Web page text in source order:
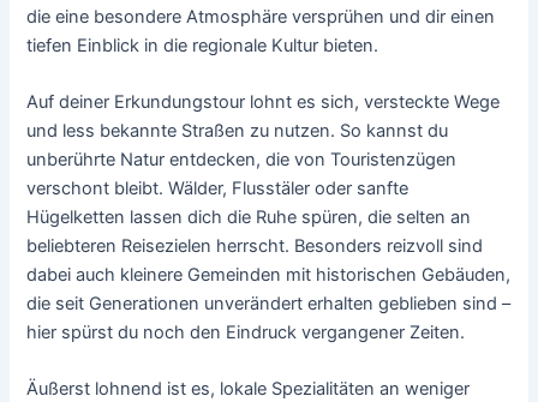
die eine besondere Atmosphäre versprühen und dir einen
tiefen Einblick in die regionale Kultur bieten.
Auf deiner Erkundungstour lohnt es sich, versteckte Wege
und less bekannte Straßen zu nutzen. So kannst du
unberührte Natur entdecken, die von Touristenzügen
verschont bleibt. Wälder, Flusstäler oder sanfte
Hügelketten lassen dich die Ruhe spüren, die selten an
beliebteren Reisezielen herrscht. Besonders reizvoll sind
dabei auch kleinere Gemeinden mit historischen Gebäuden,
die seit Generationen unverändert erhalten geblieben sind –
hier spürst du noch den Eindruck vergangener Zeiten.
Äußerst lohnend ist es, lokale Spezialitäten an weniger